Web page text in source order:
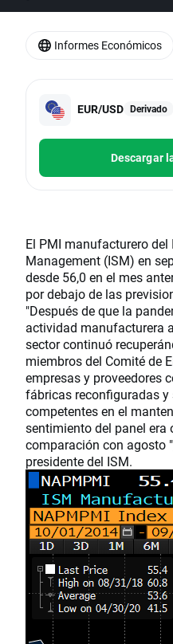
EUR/USD Derivado
Descargar
El PMI manufacturero
Management (ISM) en
desde 56,0 en el mes
por debajo de las
"Después de que la
actividad manufacturera
sector continuó
miembros del Comité de
empresas y proveedores
fábricas reconfiguradas
competentes en el
sentimiento del panel era
comparación con agosto
presidente del ISM.
Informes Económicos